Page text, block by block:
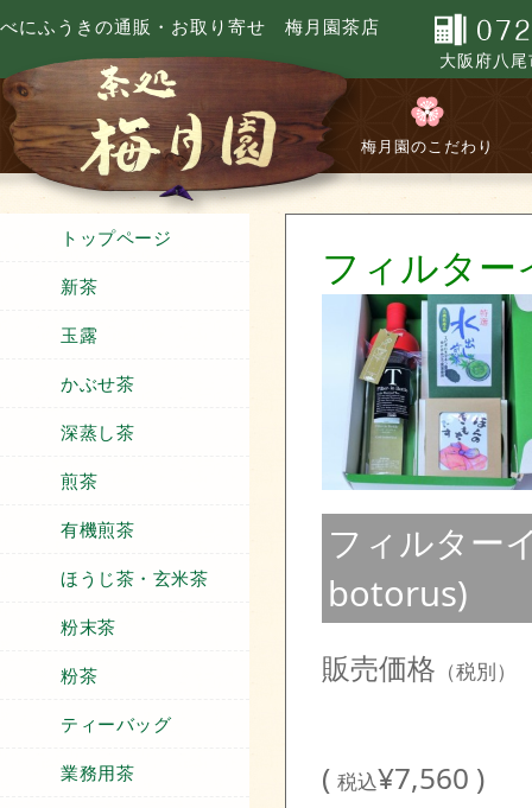
べにふうきの通販・お取り寄せ 梅月園茶店
大阪府八
梅月園のこだわり
トップページ
新茶
玉露
かぶせ茶
深蒸し茶
煎茶
有機煎茶
ほうじ茶・玄米茶
粉末茶
粉茶
ティーバッグ
業務用茶
フィルタ
フィルター
botorus)
販売価格 （税別）
( 税込¥7,560 )